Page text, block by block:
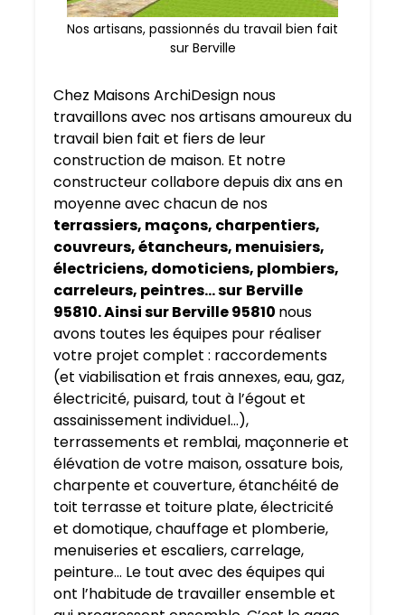
Nos artisans, passionnés du travail bien fait
sur Berville
Chez Maisons ArchiDesign nous
travaillons avec nos artisans amoureux du
travail bien fait et fiers de leur
construction de maison. Et notre
constructeur collabore depuis dix ans en
moyenne avec chacun de nos
terrassiers, maçons, charpentiers,
couvreurs, étancheurs, menuisiers,
électriciens, domoticiens, plombiers,
carreleurs, peintres… sur Berville
95810. Ainsi sur Berville 95810 nous
avons toutes les équipes pour réaliser
votre projet complet : raccordements
(et viabilisation et frais annexes, eau, gaz,
électricité, puisard, tout à l’égout et
assainissement individuel…),
terrassements et remblai, maçonnerie et
élévation de votre maison, ossature bois,
charpente et couverture, étanchéité de
toit terrasse et toiture plate, électricité
et domotique, chauffage et plomberie,
menuiseries et escaliers, carrelage,
peinture… Le tout avec des équipes qui
ont l’habitude de travailler ensemble et